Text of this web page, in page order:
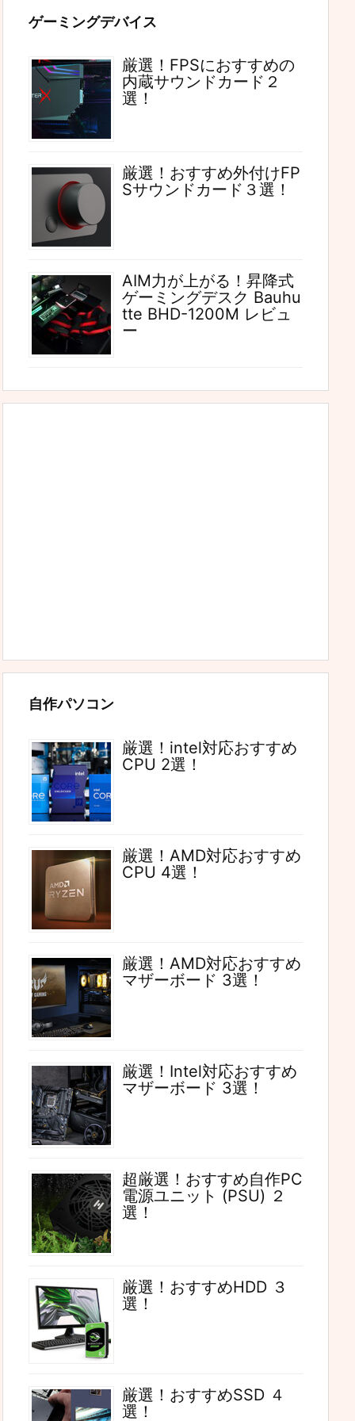
ゲーミングデバイス
厳選！FPSにおすすめの
内蔵サウンドカード２
選！
厳選！おすすめ外付けFP
Sサウンドカード３選！
AIM力が上がる！昇降式
ゲーミングデスク Bauhu
tte BHD-1200M レビュ
ー
自作パソコン
厳選！intel対応おすすめ
CPU 2選！
厳選！AMD対応おすすめ
CPU 4選！
厳選！AMD対応おすすめ
マザーボード 3選！
厳選！Intel対応おすすめ
マザーボード 3選！
超厳選！おすすめ自作PC
電源ユニット (PSU) ２
選！
厳選！おすすめHDD ３
選！
厳選！おすすめSSD ４
選！